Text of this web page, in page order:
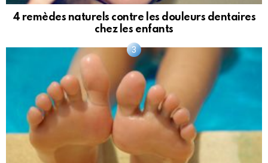
4 remèdes naturels contre les douleurs dentaires
chez les enfants